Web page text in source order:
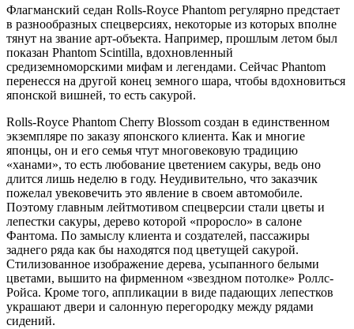
Флагманский седан Rolls-Royce Phantom регулярно предстает
в разнообразных спецверсиях, некоторые из которых вполне
тянут на звание арт-объекта. Например, прошлым летом был
показан Phantom Scintilla, вдохновленный
средиземноморскими мифам и легендами. Сейчас Phantom
перенесся на другой конец земного шара, чтобы вдохновиться
японской вишней, то есть сакурой.
Rolls-Royce Phantom Cherry Blossom создан в единственном
экземпляре по заказу японского клиента. Как и многие
японцы, он и его семья чтут многовековую традицию
«ханами», то есть любование цветением сакуры, ведь оно
длится лишь неделю в году. Неудивительно, что заказчик
пожелал увековечить это явление в своем автомобиле.
Поэтому главным лейтмотивом спецверсии стали цветы и
лепестки сакуры, дерево которой «проросло» в салоне
Фантома. По замыслу клиента и создателей, пассажиры
заднего ряда как бы находятся под цветущей сакурой.
Стилизованное изображение дерева, усыпанного белыми
цветами, вышито на фирменном «звездном потолке» Роллс-
Ройса. Кроме того, аппликации в виде падающих лепестков
украшают двери и салонную перегородку между рядами
сидений.